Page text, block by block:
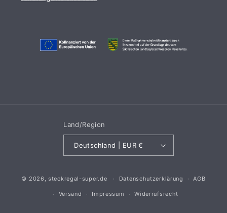
Land/Region
Deutschland | EUR €
© 2026, steckregal-super.de Datenschutzerklärung AGB
Versand Impressum Widerrufsrecht